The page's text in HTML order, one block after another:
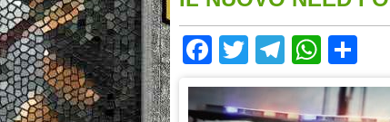
Facebook
TwitterTelegram